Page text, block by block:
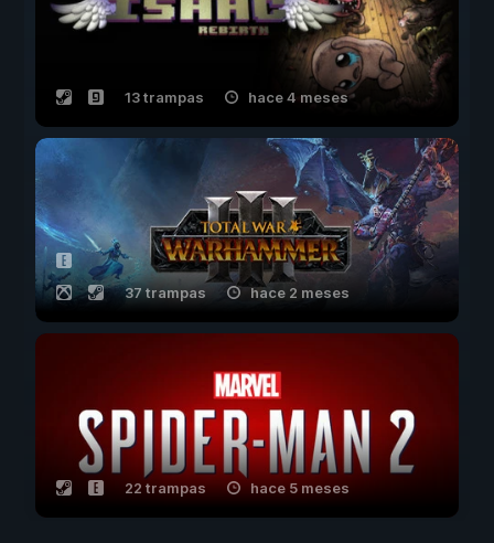
13 trampas hace 4 meses
37 trampas hace 2 meses
22 trampas hace 5 meses